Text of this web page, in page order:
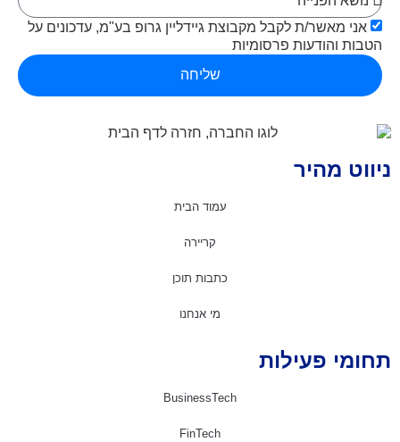
אני מאשר/ת לקבל מקבוצת גיידליין גרופ בע"מ, עדכונים על
הטבות והודעות פרסומיות
שליחה
מהיר
עמוד הבית
קריירה
כתבות תוכן
מי אנחנו
פעילות
BusinessTech
FinTech